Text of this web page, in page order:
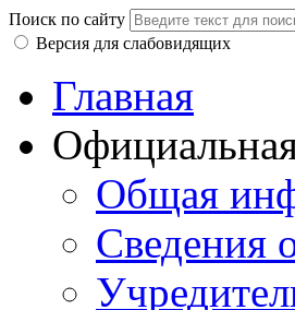
Поиск по сайту
Версия для слабовидящих
Главная
Общая
Сведения